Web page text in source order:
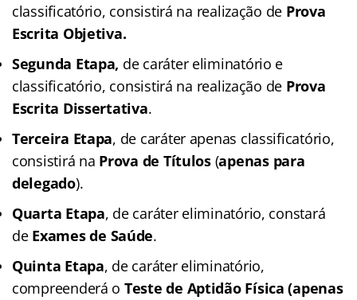
classificatório, consistirá na realização de Prova
Escrita Objetiva.
Segunda Etapa, de caráter eliminatório e
classificatório, consistirá na realização de Prova
Escrita Dissertativa.
Terceira Etapa, de caráter apenas classificatório,
consistirá na Prova de Títulos(apenas para
delegado).
Quarta Etapa, de caráter eliminatório, constará
de Exames de Saúde.
Quinta Etapa, de caráter eliminatório,
compreenderá o Teste de Aptidão Física (apenas